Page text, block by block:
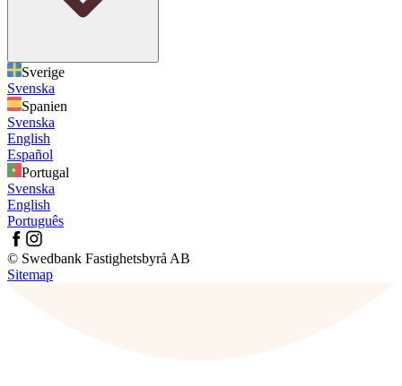
Sverige
Svenska
Spanien
Svenska
English
Español
Portugal
Svenska
English
Português
© Swedbank Fastighetsbyrå AB
Sitemap